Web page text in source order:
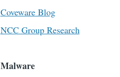
Coveware Blog
NCC Group Research
Malware